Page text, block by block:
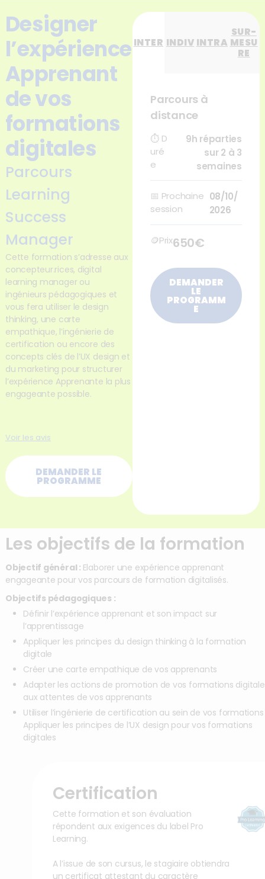
Designer
l’expérience
Apprenant
de vos
formations
digitales
Parcours
Learning
Success
Manager
Cette formation s’adresse aux
concepteur.rices, digital
learning manager ou
ingénieurs pédagogiques et
vous fera utiliser le design
thinking, une carte
empathique, l’ingénierie de
certification ou encore des
concepts clés de l’UX design et
du marketing pour structurer
l’expérience Apprenante la plus
engageante possible.
Voir les avis
DEMANDER LE
PROGRAMME
INTER INDIV INTRA
SUR-
MESU
RE
Parcours à
distance
⏱ D
uré
e
9h réparties
sur 2 à 3
semaines
📅 Prochaine
session
08/10/
2026
🪙Prix650€
DEMANDER
LE
PROGRAMM
E
Les objectifs de la formation
Objectif général : Elaborer une expérience apprenant
engageante pour vos parcours de formation digitalisés.
Objectifs pédagogiques :
Définir l’expérience apprenant et son impact sur
l’apprentissage
Appliquer les principes du design thinking à la formation
digitale
Créer une carte empathique de vos apprenants
Adapter les actions de promotion de vos formations
aux attentes de vos apprenants
Utiliser l’ingénierie de certification au sein de vos formations
Appliquer les principes de l’UX design pour vos formations
digitales
Certification
Cette formation et son évaluation
répondent aux exigences du label Pro
Learning.
A l’issue de son cursus, le stagiaire obtiendra
un certificat attestant du caractère